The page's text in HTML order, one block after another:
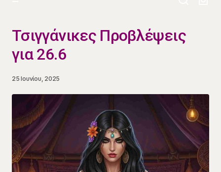
Τσιγγάνικες Προβλέψεις
για 26.6
25 Ιουνίου, 2025